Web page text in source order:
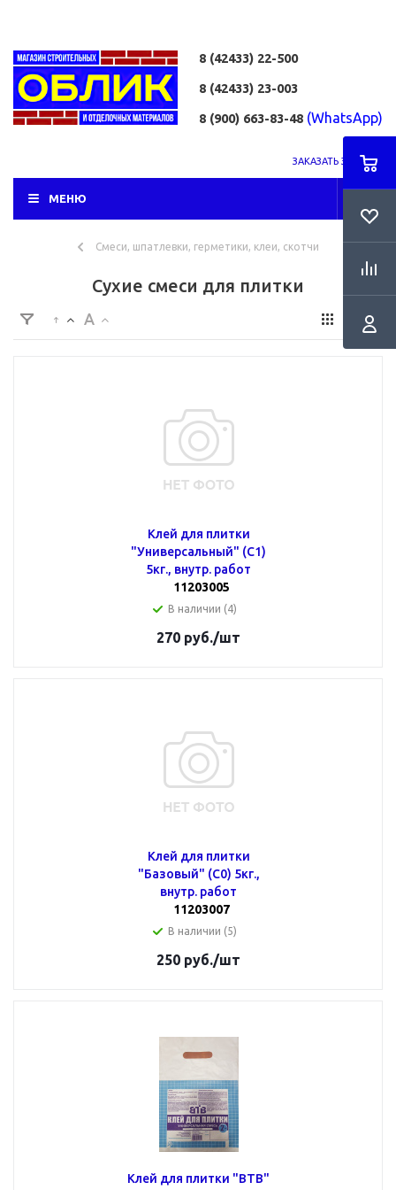
8 (42433) 22-500
8 (42433) 23-003
8 (900) 663-83-48 (WhatsApp)
ЗАКАЗАТЬ ЗВОНОК
МЕНЮ
Смеси, шпатлевки, герметики, клеи, скотчи
Сухие смеси для плитки
Клей для плитки
"Универсальный" (С1)
5кг., внутр. работ
11203005
В наличии (4)
270 руб./шт
Клей для плитки
"Базовый" (С0) 5кг.,
внутр. работ
11203007
В наличии (5)
250 руб./шт
Клей для плитки "ВТВ"